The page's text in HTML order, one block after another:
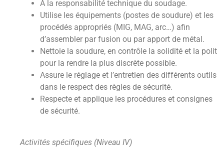
A la responsabilité technique du soudage.
Utilise les équipements (postes de soudure) et les
procédés appropriés (MIG, MAG, arc…) afin
d’assembler par fusion ou par apport de métal.
Nettoie la soudure, en contrôle la solidité et la polit
pour la rendre la plus discrète possible.
Assure le réglage et l’entretien des différents outils
dans le respect des règles de sécurité.
Respecte et applique les procédures et consignes
de sécurité.
Activités spécifiques (Niveau IV)